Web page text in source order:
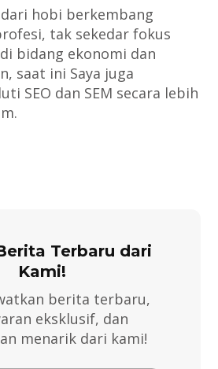
hobi berkembang
tak sekedar fokus
bidang ekonomi dan
saat ini Saya juga
SEO dan SEM secara lebih
Terbaru dari
Kami!
berita terbaru,
eksklusif, dan
menarik dari kami!